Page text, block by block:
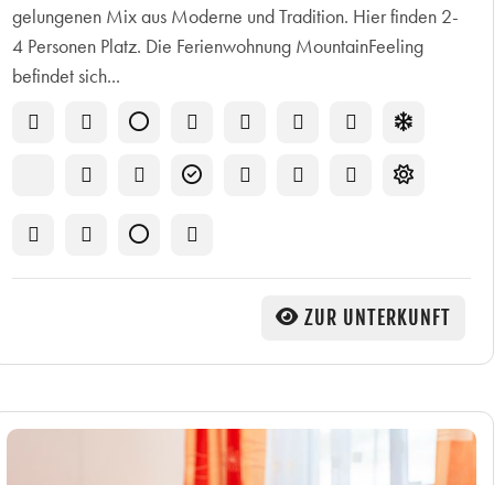
gelungenen Mix aus Moderne und Tradition. Hier finden 2-
4 Personen Platz. Die Ferienwohnung MountainFeeling
befindet sich...
ZUR UNTERKUNFT